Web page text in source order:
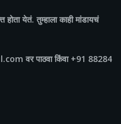
येतं. तुम्हाला काही मांडायचं
वर पाठवा किंवा +91 88284